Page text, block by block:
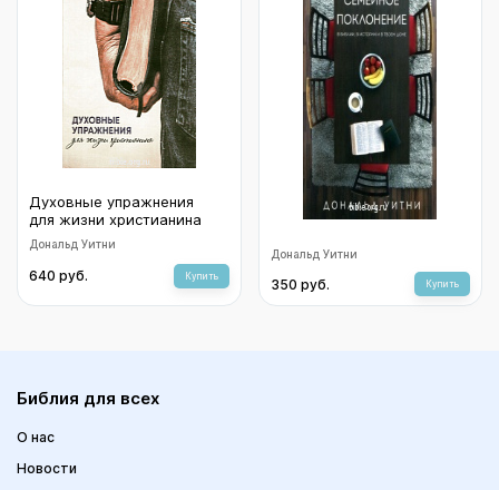
Духовные упражнения
для жизни христианина
Дональд Уитни
640 руб. Купить
Семейное поклонение. В
Библии, в истории и в
твоём доме
Дональд Уитни
350 руб. Купить
Библия для всех
О нас
Новости